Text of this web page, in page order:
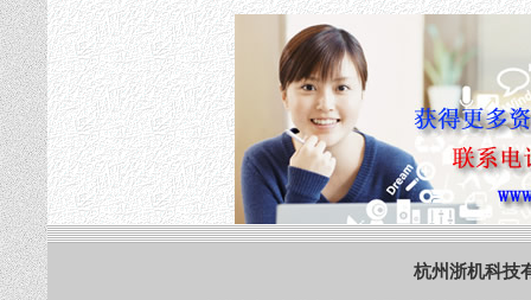
杭州浙机科技